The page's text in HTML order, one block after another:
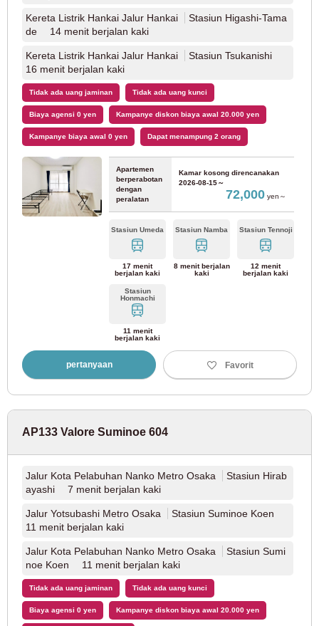
Kereta Listrik Hankai Jalur Hankai
Stasiun Higashi-Tama
de 14 menit berjalan kaki
Kereta Listrik Hankai Jalur Hankai
Stasiun Tsukanishi
16 menit berjalan kaki
Tidak ada uang jaminan Tidak ada uang kunci
Biaya agensi 0 yen Kampanye diskon biaya awal 20.000 yen
Kampanye biaya awal 0 yen Dapat menampung 2 orang
Apartemen
berperabotan
dengan
peralatan
Kamar kosong direncanakan
2026-08-15～
72,000yen～
Stasiun Umeda
17 menit
berjalan kaki
Stasiun Namba
8 menit berjalan
kaki
Stasiun Tennoji
12 menit
berjalan kaki
Stasiun
Honmachi
11 menit
berjalan kaki
pertanyaan Favorit
AP133 Valore Suminoe 604
Jalur Kota Pelabuhan Nanko Metro Osaka
Stasiun Hirab
ayashi 7 menit berjalan kaki
Jalur Yotsubashi Metro Osaka
Stasiun Suminoe Koen
11 menit berjalan kaki
Jalur Kota Pelabuhan Nanko Metro Osaka
Stasiun Sumi
noe Koen 11 menit berjalan kaki
Tidak ada uang jaminan Tidak ada uang kunci
Biaya agensi 0 yen Kampanye diskon biaya awal 20.000 yen
Tsukuba Ekspres (10)
Kereta api berkecepatan tinggi tepi laut Tokyo
Garis Rinkai (12)
Biro Transportasi Kota Yokohama
Garis biru
Kereta Listrik Shinkeisei
Jalur Shinkeisei (4)
Kereta Api Cepat Toyo
Jalur Cepat Toyo (1)